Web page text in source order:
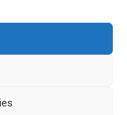
Un desarrollo de